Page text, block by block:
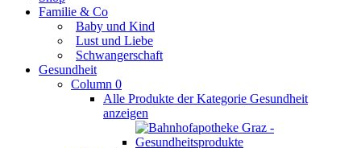
Familie & Co
Baby und Kind
Lust und Liebe
Schwangerschaft
Gesundheit
Column 0
Alle Produkte der Kategorie Gesundheit
anzeigen